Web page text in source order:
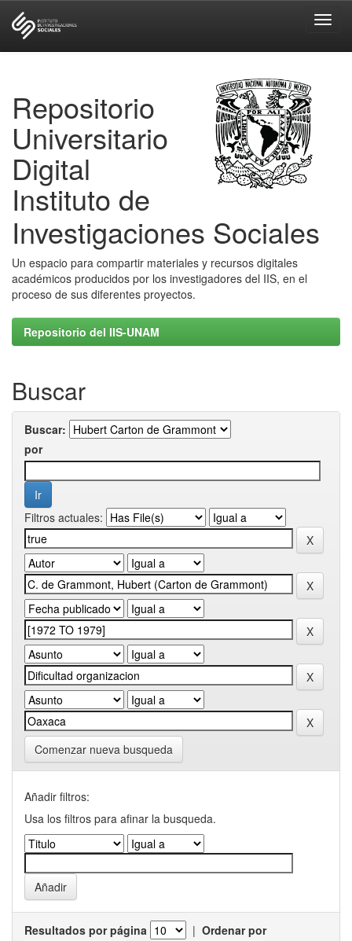
Repositorio
Universitario
Digital
Instituto de
Investigaciones Sociales
Un espacio para compartir materiales y recursos digitales
académicos producidos por los investigadores del IIS, en el
proceso de sus diferentes proyectos.
Repositorio del IIS-UNAM
Buscar
Buscar:
por
Filtros actuales:
Comenzar nueva busqueda
Añadir filtros:
Usa los filtros para afinar la busqueda.
Resultados por página | Ordenar por